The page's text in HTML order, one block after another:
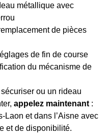
métallique avec
de pièces
de fin de course
du mécanisme de
ou un rideau
appelez maintenant :
Laon et dans l’Aisne avec
et de disponibilité.